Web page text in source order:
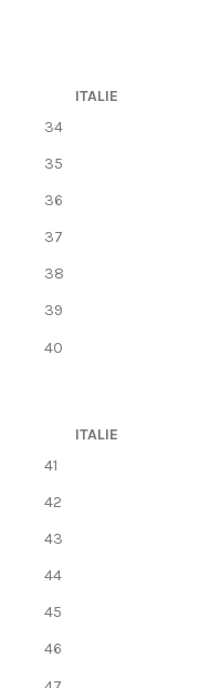
ITALIE
34
35
36
37
38
39
40
ITALIE
41
42
43
44
45
46